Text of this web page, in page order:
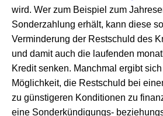
wird. Wer zum Beispiel zum
Sonderzahlung erhält, kann diese
Verminderung der Restschuld des
und damit auch die laufenden
Kredit senken. Manchmal ergibt
Möglichkeit, die Restschuld bei
zu günstigeren Konditionen zu
eine Sonderkündigungs-